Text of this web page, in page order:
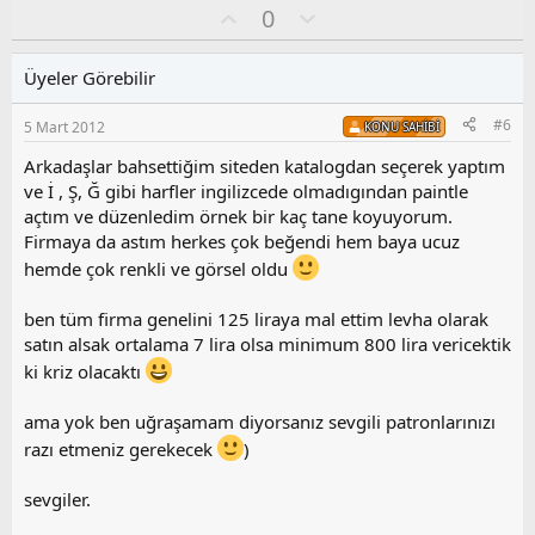
y
0
l
s
u
z
o
y
l
a
Üyeler Görebilir
5 Mart 2012 KONU SAHIBI #6
Arkadaşlar bahsettiğim siteden katalogdan seçerek yaptım
ve İ , Ş, Ğ gibi harfler ingilizcede olmadıgından paintle
açtım ve düzenledim örnek bir kaç tane koyuyorum.
Firmaya da astım herkes çok beğendi hem baya ucuz
hemde çok renkli ve görsel oldu
ben tüm firma genelini 125 liraya mal ettim levha olarak
satın alsak ortalama 7 lira olsa minimum 800 lira vericektik
ki kriz olacaktı
ama yok ben uğraşamam diyorsanız sevgili patronlarınızı
razı etmeniz gerekecek
)
sevgiler.